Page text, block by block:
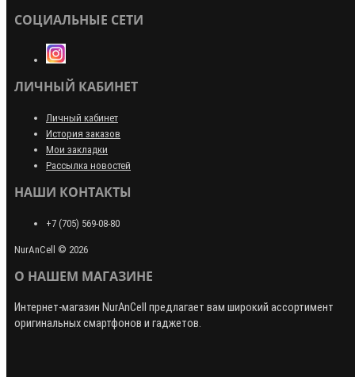
СОЦИАЛЬНЫЕ СЕТИ
ЛИЧНЫЙ КАБИНЕТ
Личный кабинет
История заказов
Мои закладки
Рассылка новостей
НАШИ КОНТАКТЫ
+7 (705) 569-08-80
NurAnCell © 2026
О НАШЕМ МАГАЗИНЕ
Интернет-магазин NurAnCell предлагает вам широкий ассортимент
оригинальных смартфонов и гаджетов.